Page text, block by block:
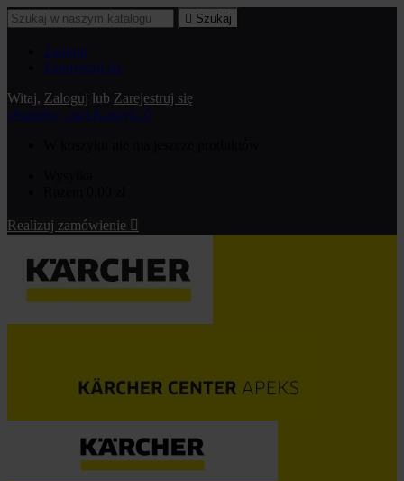
 Szukaj
Zaloguj
Zarejestruj się
Witaj, Zaloguj lub Zarejestruj się
shopping_cart Koszyk: 0
Realizuj zamówienie 